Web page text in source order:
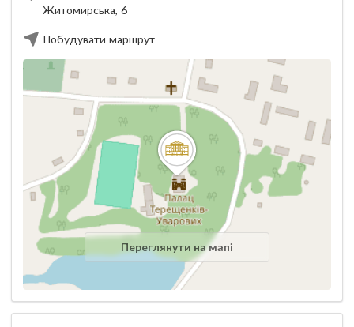
Житомирська, 6
Побудувати маршрут
Переглянути на мапі